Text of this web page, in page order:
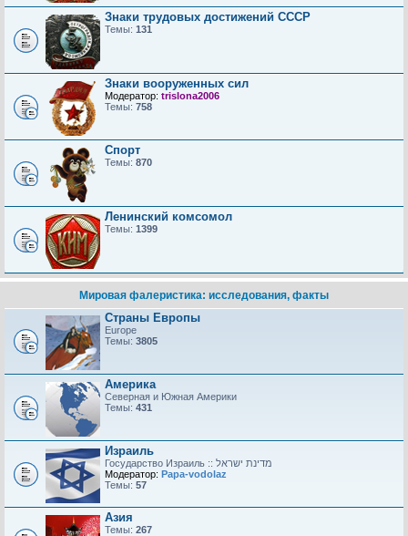
Знаки трудовых достижений CCCP
Темы: 131
Знаки вооруженных сил
Модератор: trislona2006
Темы: 758
Спорт
Темы: 870
Ленинский комсомол
Темы: 1399
Мировая фалеристика: исследования, факты
Страны Европы
Europe
Темы: 3805
Америка
Северная и Южная Америки
Темы: 431
Израиль
Модератор: Papa-vodolaz
Темы: 57
Азия
Темы: 267